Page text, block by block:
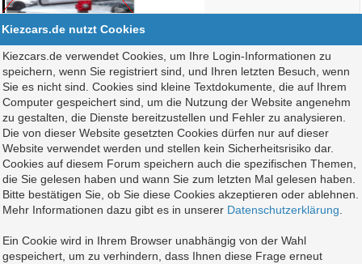
Kiezcars.de nutzt Cookies
Kiezcars.de verwendet Cookies, um Ihre Login-Informationen zu
speichern, wenn Sie registriert sind, und Ihren letzten Besuch, wenn
Sie es nicht sind. Cookies sind kleine Textdokumente, die auf Ihrem
Computer gespeichert sind, um die Nutzung der Website angenehm
zu gestalten, die Dienste bereitzustellen und Fehler zu analysieren.
Die von dieser Website gesetzten Cookies dürfen nur auf dieser
Website verwendet werden und stellen kein Sicherheitsrisiko dar.
Cookies auf diesem Forum speichern auch die spezifischen Themen,
die Sie gelesen haben und wann Sie zum letzten Mal gelesen haben.
Bitte bestätigen Sie, ob Sie diese Cookies akzeptieren oder ablehnen.
Mehr Informationen dazu gibt es in unserer Datenschutzerklärung
Ein Cookie wird in Ihrem Browser unabhängig von der Wahl
gespeichert, um zu verhindern, dass Ihnen diese Frage erneut